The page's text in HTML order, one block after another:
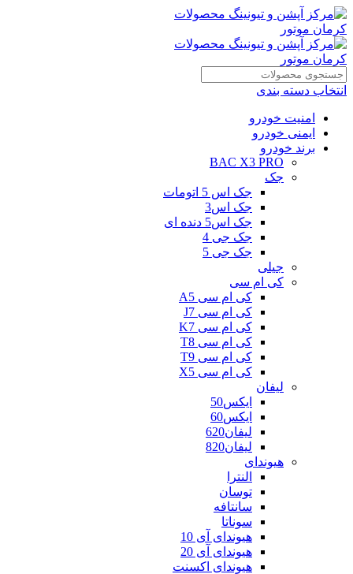
انتخاب دسته بندی
امنیت خودرو
ایمنی خودرو
برند خودرو
BAC X3 PRO
جک
جک اس 5 اتومات
جک اس3
جک اس5 دنده ای
جک جی 4
جک جی 5
جیلی
کی ام سی
کی ام سی A5
کی ام سی J7
کی ام سی K7
کی ام سی T8
کی ام سی T9
کی ام سی X5
لیفان
ایکس50
ایکس60
لیفان620
لیفان820
هیوندای
النترا
توسان
سانتافه
سوناتا
هیوندای آی 10
هیوندای آی 20
هیوندای اکسنت